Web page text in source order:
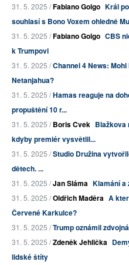
31. 5. 2025 /Fabiano Golgo Král
souhlasí s Bono Voxem ohledně
31. 5. 2025 /Fabiano Golgo CBS
k Trumpovi
31. 5. 2025 /Channel 4 News:
Netanjahua?
31. 5. 2025 /Hamas reaguje na
propuštění 10 r...
31. 5. 2025 /Boris Cvek Blažkova
kdyby premiér vysvětlil...
31. 5. 2025 /Studio Družina
dětech. ...
31. 5. 2025 /Jan Sláma Klamání a
31. 5. 2025 /Oldřich Maděra A
Červené Karkulce?
31. 5. 2025 /Trump oznámil
31. 5. 2025 /Zdeněk Jehlička
lidské štíty